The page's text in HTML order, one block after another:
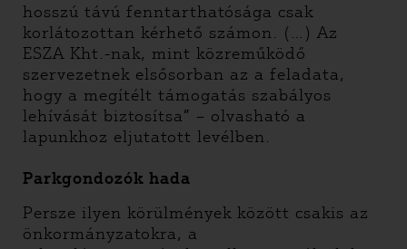
hosszú távú fenntarthatósága csak
korlátozottan kérhető számon. (…) Az
ESZA Kht.-nak, mint közreműködő
szervezetnek elsősorban az a feladata,
hogy a megítélt támogatás szabályos
lehívását biztosítsa” – olvasható a
lapunkhoz eljutatott levélben.
Parkgondozók hada
Persze ilyen körülmények között csakis az
önkormányzatokra, a